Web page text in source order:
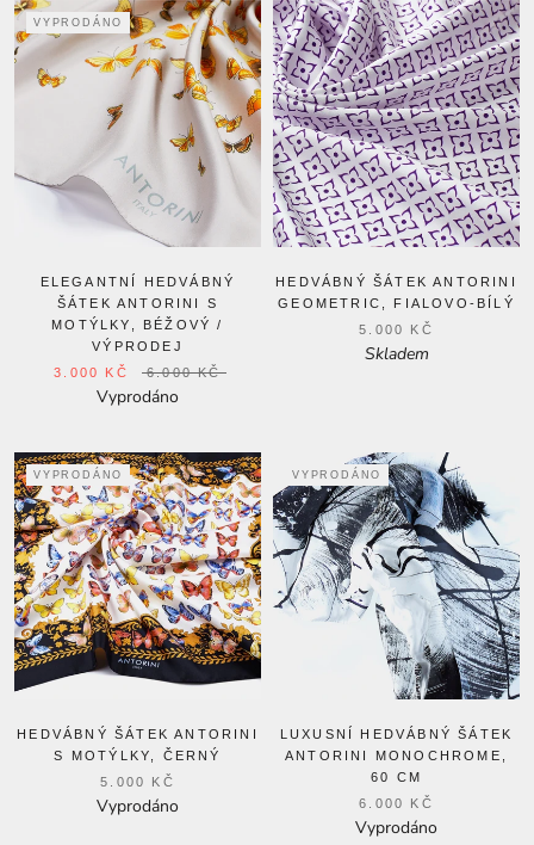
VYPRODÁNO
ELEGANTNÍ HEDVÁBNÝ
ŠÁTEK ANTORINI S
MOTÝLKY, BÉŽOVÝ /
VÝPRODEJ
3.000 KČ
6.000 KČ
Vyprodáno
HEDVÁBNÝ ŠÁTEK ANTORINI
GEOMETRIC, FIALOVO-BÍLÝ
5.000 KČ
Skladem
VYPRODÁNO
HEDVÁBNÝ ŠÁTEK ANTORINI
S MOTÝLKY, ČERNÝ
5.000 KČ
Vyprodáno
VYPRODÁNO
LUXUSNÍ HEDVÁBNÝ ŠÁTEK
ANTORINI MONOCHROME,
60 CM
6.000 KČ
Vyprodáno